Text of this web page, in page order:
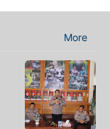
More